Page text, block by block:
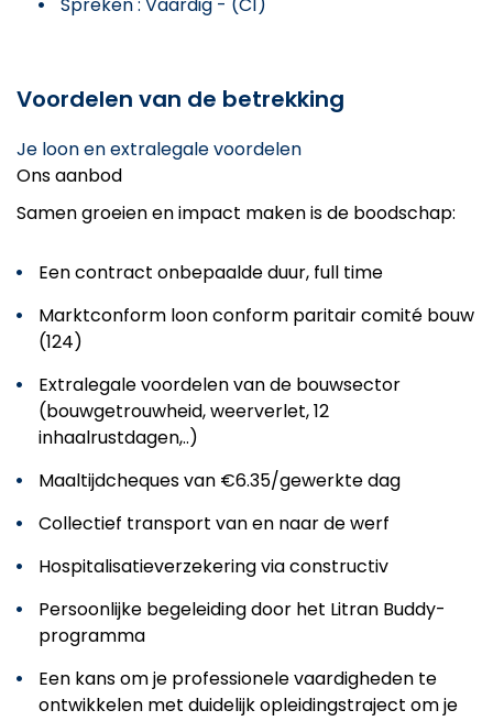
Voordelen van de betrekking
Je loon en extralegale voordelen
Ons aanbod
Samen groeien en impact maken is de boodschap:
Een contract onbepaalde duur, full time
Marktconform loon conform paritair comité bouw
(124)
Extralegale voordelen van de bouwsector
(bouwgetrouwheid, weerverlet, 12
inhaalrustdagen,..)
Maaltijdcheques van €6.35/gewerkte dag
Collectief transport van en naar de werf
Hospitalisatieverzekering via constructiv
Persoonlijke begeleiding door het Litran Buddy-
programma
Een kans om je professionele vaardigheden te
ontwikkelen met duidelijk opleidingstraject om je